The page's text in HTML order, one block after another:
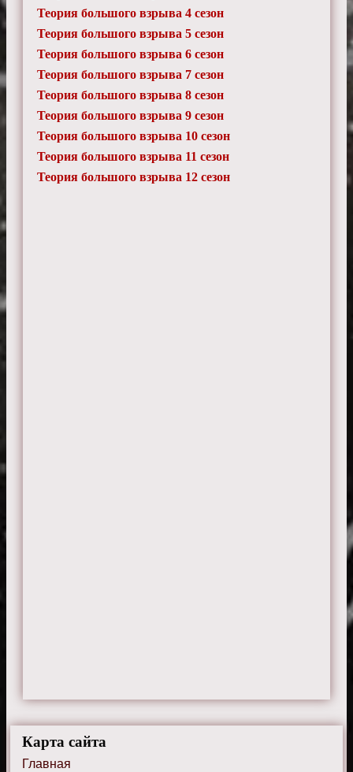
Теория большого взрыва 4 сезон
Теория большого взрыва 5 сезон
Теория большого взрыва 6 сезон
Теория большого взрыва 7 сезон
Теория большого взрыва 8 сезон
Теория большого взрыва 9 сезон
Теория большого взрыва 10 сезон
Теория большого взрыва 11 сезон
Теория большого взрыва 12 сезон
Карта сайта
Главная